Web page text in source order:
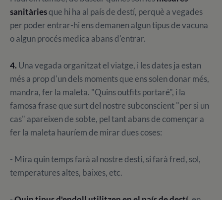
sanitàriesque hi ha al país de destí, perquè a vegades
per poder entrar-hi ens demanen algun tipus de vacuna
o algun procés medica abans d'entrar.
4. Una vegada organitzat el viatge, i les dates ja estan
més a prop d'un dels moments que ens solen donar més,
mandra, fer la maleta. "Quins outfits portaré", i la
famosa frase que surt del nostre subconscient "per si un
cas" apareixen de sobte, pel tant abans de començar a
fer la maleta hauríem de mirar dues coses:
- Mira quin temps farà al nostre destí, si farà fred, sol,
temperatures altes, baixes, etc.